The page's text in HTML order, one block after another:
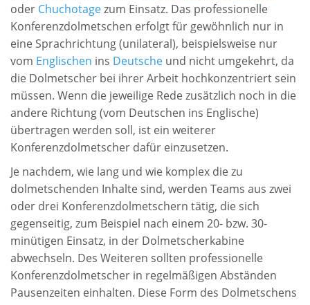
oder Chuchotagezum Einsatz. Das professionelle
Konferenzdolmetschen erfolgt für gewöhnlich nur in
eine Sprachrichtung (unilateral), beispielsweise nur
vom Englischen ins Deutsche und nicht umgekehrt, da
die Dolmetscher bei ihrer Arbeit hochkonzentriert sein
müssen. Wenn die jeweilige Rede zusätzlich noch in die
andere Richtung (vom Deutschen ins Englische)
übertragen werden soll, ist ein weiterer
Konferenzdolmetscher dafür einzusetzen.
Je nachdem, wie lang und wie komplex die zu
dolmetschenden Inhalte sind, werden Teams aus zwei
oder drei Konferenzdolmetschern tätig, die sich
gegenseitig, zum Beispiel nach einem 20- bzw. 30-
minütigen Einsatz, in der Dolmetscherkabine
abwechseln. Des Weiteren sollten professionelle
Konferenzdolmetscher in regelmäßigen Abständen
Pausenzeiten einhalten. Diese Form des Dolmetschens